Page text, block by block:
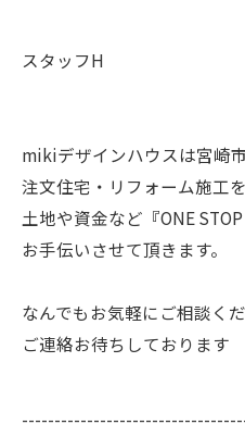
スタッフH
mikiデザインハウスは宮崎
注文住宅・リフォーム施工
土地や資金など『ONE
お手伝いさせて頂きます。
なんでもお気軽にご相談く
ご連絡お待ちしております